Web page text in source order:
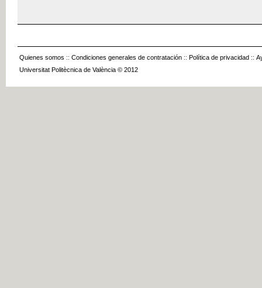
Quienes somos :: Condiciones generales de contratación :: Política de privacidad ::
Universitat Politècnica de València © 2012